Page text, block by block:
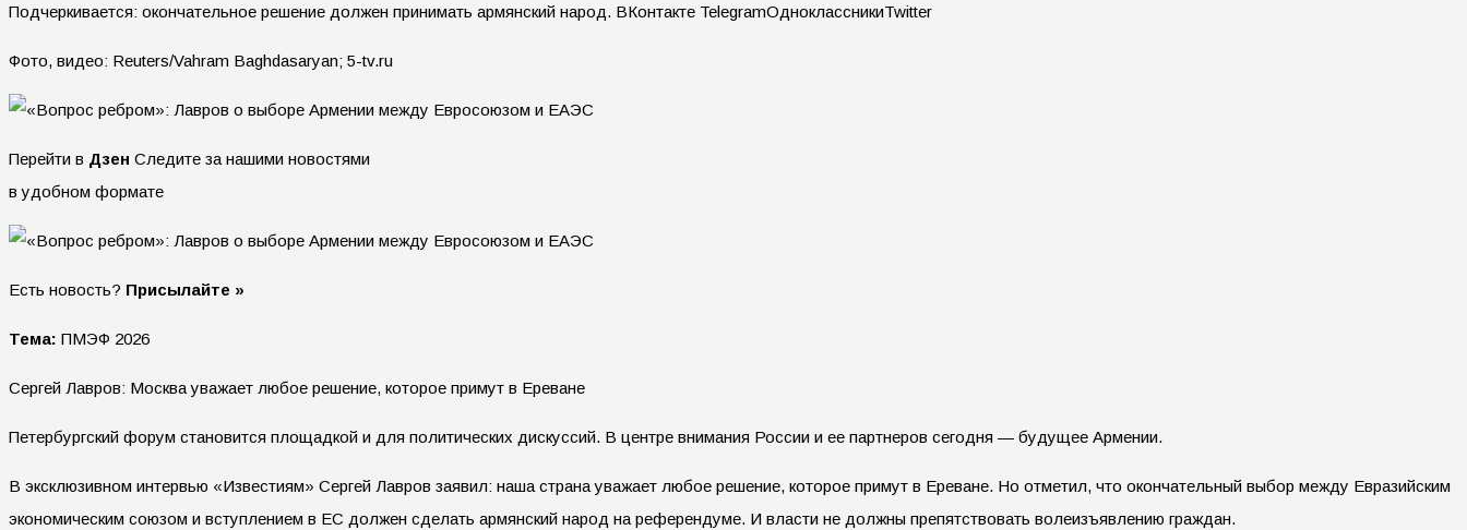
Подчеркивается: окончательное решение должен принимать армянский народ. ВКонтакте TelegramОдноклассникиTwitter
Фото, видео: Reuters/Vahram Baghdasaryan; 5-tv.ru
Перейти в Дзен Следите за нашими новостями
в удобном формате
Есть новость? Присылайте »
Тема: ПМЭФ 2026
Сергей Лавров: Москва уважает любое решение, которое примут в Ереване
Петербургский форум становится площадкой и для политических дискуссий. В центре внимания России и ее партнеров сегодня — будущее Армении.
В эксклюзивном интервью «Известиям» Сергей Лавров заявил: наша страна уважает любое решение, которое примут в Ереване. Но отметил, что окончательный выбор между Евразийским
экономическим союзом и вступлением в ЕС должен сделать армянский народ на референдуме. И власти не должны препятствовать волеизъявлению граждан.